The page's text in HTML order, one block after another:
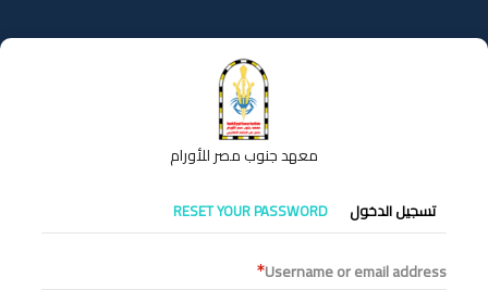
إلى
المحتوى
معهد جنوب مصر للأورام
التبويبات
الأساسية
تسجيل الدخول RESET YOUR PASSWORD
Username or email address